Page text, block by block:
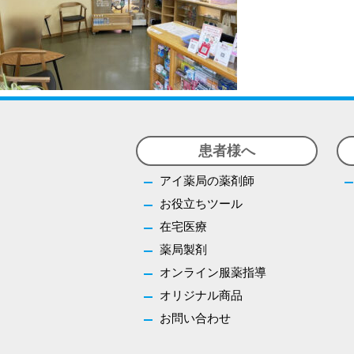
患者様へ
アイ薬局の薬剤師
お役立ちツール
在宅医療
薬局製剤
オンライン服薬指導
オリジナル商品
お問い合わせ